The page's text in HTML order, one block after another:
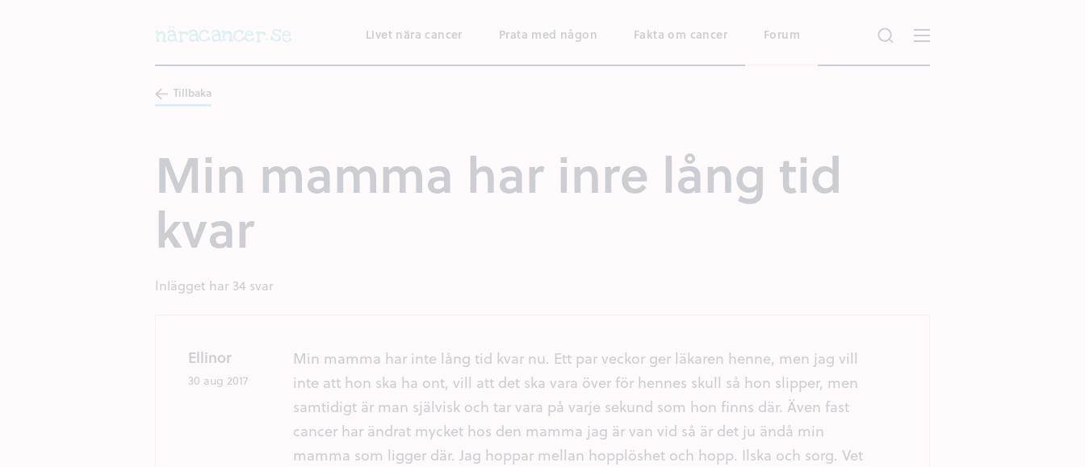
Livet nära cancer Prata med någon Fakta om cancer Forum
Tillbaka
Min mamma har inre lång tid
kvar
Inlägget har 34 svar
Ellinor
30 aug 2017
Min mamma har inte lång tid kvar nu. Ett par veckor ger läkaren henne, men jag vill
inte att hon ska ha ont, vill att det ska vara över för hennes skull så hon slipper, men
samtidigt är man självisk och tar vara på varje sekund som hon finns där. Även fast
cancer har ändrat mycket hos den mamma jag är van vid så är det ju ändå min
mamma som ligger där. Jag hoppar mellan hopplöshet och hopp. Ilska och sorg. Vet